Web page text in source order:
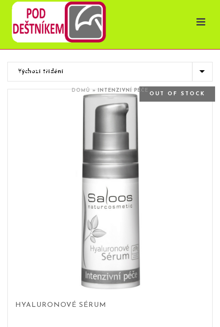
OBCHOD
DOMŮ»INTENZIVNÍ PÉČE
OUT OF STOCK
HYALURONOVÉ SÉRUM